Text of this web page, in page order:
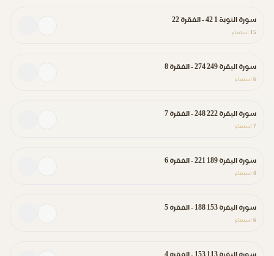
سورة التوبة 1 42 - الفقرة 22
15 استماع
سورة البقرة 249 274 - الفقرة 8
6 استماع
سورة البقرة 222 248 - الفقرة 7
7 استماع
سورة البقرة 189 221 - الفقرة 6
4 استماع
سورة البقرة 153 188 - الفقرة 5
6 استماع
سورة البقرة 113 153 - الفقرة 4